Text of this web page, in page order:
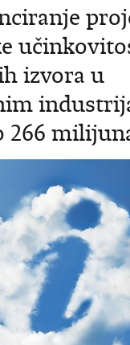
izvora u
266